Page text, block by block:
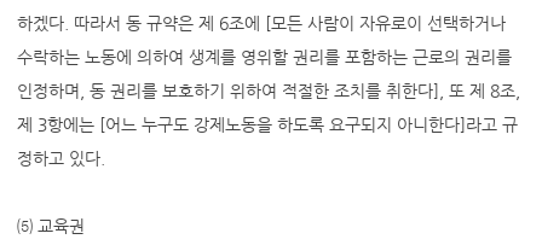
하겠다. 따라서 동 규약은 제 6조에 [모든 사람이 자유로이 선택하거나
수락하는 노동에 의하여 생계를 영위할 권리를 포함하는 근로의 권리를
인정하며, 동 권리를 보호하기 위하여 적절한 조치를 취한다], 또 제 8조,
제 3항에는 [어느 누구도 강제노동을 하도록 요구되지 아니한다]라고 규
정하고 있다.
⑸ 교육권